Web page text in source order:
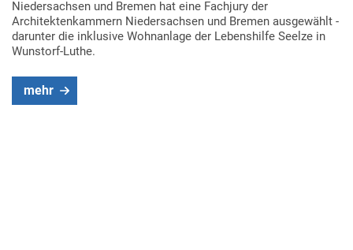
Niedersachsen und Bremen hat eine Fachjury der
Architektenkammern Niedersachsen und Bremen ausgewählt -
darunter die inklusive Wohnanlage der Lebenshilfe Seelze in
Wunstorf-Luthe.
mehr